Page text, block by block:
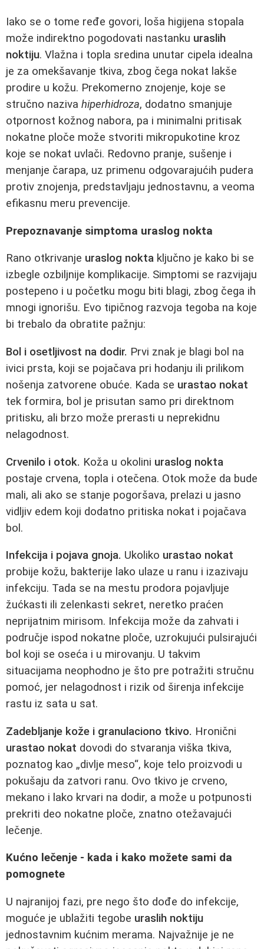
Iako se o tome ređe govori, loša higijena stopala
može indirektno pogodovati nastanku uraslih
noktiju. Vlažna i topla sredina unutar cipela idealna
je za omekšavanje tkiva, zbog čega nokat lakše
prodire u kožu. Prekomerno znojenje, koje se
stručno naziva hiperhidroza, dodatno smanjuje
otpornost kožnog nabora, pa i minimalni pritisak
nokatne ploče može stvoriti mikropukotine kroz
koje se nokat uvlači. Redovno pranje, sušenje i
menjanje čarapa, uz primenu odgovarajućih pudera
protiv znojenja, predstavljaju jednostavnu, a veoma
efikasnu meru prevencije.
Prepoznavanje simptoma uraslog nokta
Rano otkrivanje uraslog nokta ključno je kako bi se
izbegle ozbiljnije komplikacije. Simptomi se razvijaju
postepeno i u početku mogu biti blagi, zbog čega ih
mnogi ignorišu. Evo tipičnog razvoja tegoba na koje
bi trebalo da obratite pažnju:
Bol i osetljivost na dodir. Prvi znak je blagi bol na
ivici prsta, koji se pojačava pri hodanju ili prilikom
nošenja zatvorene obuće. Kada se urastao nokat
tek formira, bol je prisutan samo pri direktnom
pritisku, ali brzo može prerasti u neprekidnu
nelagodnost.
Crvenilo i otok. Koža u okolini uraslog nokta
postaje crvena, topla i otečena. Otok može da bude
mali, ali ako se stanje pogoršava, prelazi u jasno
vidljiv edem koji dodatno pritiska nokat i pojačava
bol.
Infekcija i pojava gnoja. Ukoliko urastao nokat
probije kožu, bakterije lako ulaze u ranu i izazivaju
infekciju. Tada se na mestu prodora pojavljuje
žućkasti ili zelenkasti sekret, neretko praćen
neprijatnim mirisom. Infekcija može da zahvati i
područje ispod nokatne ploče, uzrokujući pulsirajući
bol koji se oseća i u mirovanju. U takvim
situacijama neophodno je što pre potražiti stručnu
pomoć, jer nelagodnost i rizik od širenja infekcije
rastu iz sata u sat.
Zadebljanje kože i granulaciono tkivo. Hronični
urastao nokat dovodi do stvaranja viška tkiva,
poznatog kao „divlje meso“, koje telo proizvodi u
pokušaju da zatvori ranu. Ovo tkivo je crveno,
mekano i lako krvari na dodir, a može u potpunosti
prekriti deo nokatne ploče, znatno otežavajući
lečenje.
Kućno lečenje - kada i kako možete sami da
pomognete
U najranijoj fazi, pre nego što dođe do infekcije,
moguće je ublažiti tegobe uraslih noktiju
jednostavnim kućnim merama. Najvažnije je ne